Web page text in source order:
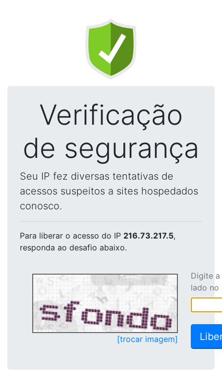
Verificação
de segurança
Seu IP fez diversas tentativas de
acessos suspeitos a sites hospedados
conosco.
Para liberar o acesso do IP 216.73.217.5,
responda ao desafio abaixo.
[trocar imagem]
Digite
lado no